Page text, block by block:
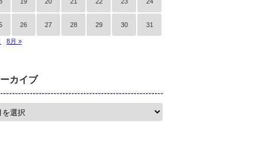
26 27 28 29 30 31
8月 »
カイブ